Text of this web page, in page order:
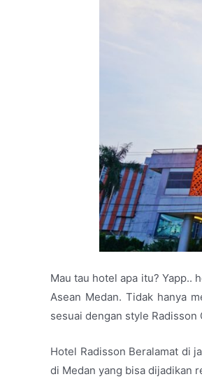
Mau tau hotel apa itu? Yapp..
Asean Medan. Tidak hanya
sesuai dengan style Radisson
Hotel Radisson Beralamat di
di Medan yang bisa dijadikan